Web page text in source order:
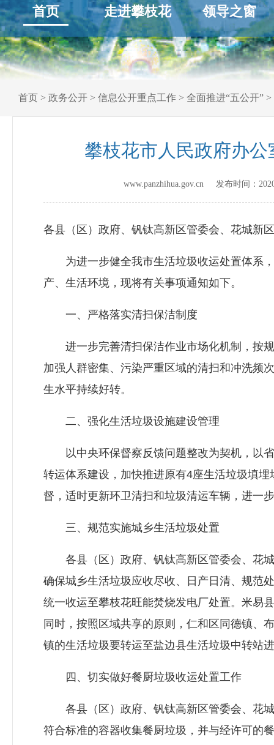
首页 走进攀枝花 领导之窗
首页 > 政务公开 > 信息公开重点工作 > 全面推进“五公开” >
攀枝花市人民政府办
www.panzhihua.gov.cn 发布时间：
各县（区）政府、钒钛高新区管委会、花城新
为进一步健全我市生活垃圾收运处置体系，
产、生活环境，现将有关事项通知如下。
一、严格落实清扫保洁制度
进一步完善清扫保洁作业市场化机制，按规
加强人群密集、污染严重区域的清扫和冲洗频
生水平持续好转。
二、强化生活垃圾设施建设管理
以中央环保督察反馈问题整改为契机，以省
转运体系建设，加快推进原有4座生活垃圾填
督，适时更新环卫清扫和垃圾清运车辆，进一
三、规范实施城乡生活垃圾处置
各县（区）政府、钒钛高新区管委会、花城
确保城乡生活垃圾应收尽收、日产日清、规范
统一收运至攀枝花旺能焚烧发电厂处置。米易
同时，按照区域共享的原则，仁和区同德镇、
镇的生活垃圾要转运至盐边县生活垃圾中转站
四、切实做好餐厨垃圾收运处置工作
各县（区）政府、钒钛高新区管委会、花城
符合标准的容器收集餐厨垃圾，并与经许可的